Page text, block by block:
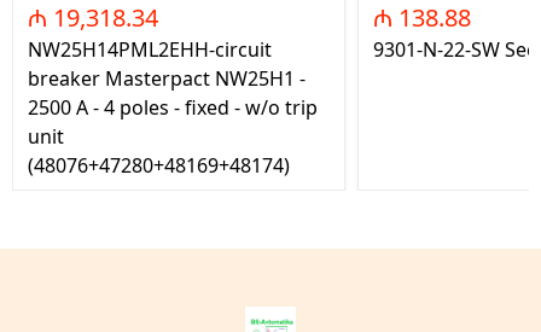
₼ 19,318.34
NW25H14PML2EHH-circuit
breaker Masterpact NW25H1 -
2500 A - 4 poles - fixed - w/o trip
unit
(48076+47280+48169+48174)
₼ 138.88
9301-N-22-SW